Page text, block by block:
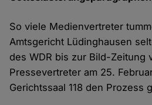
So viele Medienvertreter
Amtsgericht Lüdinghausen
des WDR bis zur Bild-Zeitung
Pressevertreter am 25.
Gerichtssaal 118 den Prozess